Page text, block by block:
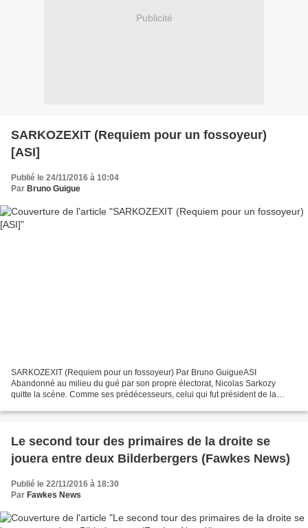
Publicité
SARKOZEXIT (Requiem pour un fossoyeur)
[ASI]
Publié le 24/11/2016 à 10:04
Par Bruno Guigue
SARKOZEXIT (Requiem pour un fossoyeur) Par Bruno GuigueASI
Abandonné au milieu du gué par son propre électorat, Nicolas Sarkozy
quitte la scène. Comme ses prédécesseurs, celui qui fut président de la
Le second tour des primaires de la droite se
jouera entre deux Bilderbergers (Fawkes News)
Publié le 22/11/2016 à 18:30
Par Fawkes News